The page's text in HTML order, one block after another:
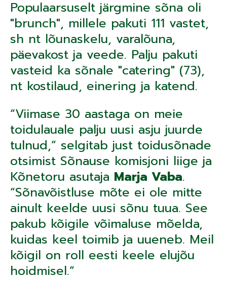
Populaarsuselt järgmine sõna oli
"brunch", millele pakuti 111 vastet,
sh nt lõunaskelu, varalõuna,
päevakost ja veede. Palju pakuti
vasteid ka sõnale "catering" (73),
nt kostilaud, einering ja katend.
“Viimase 30 aastaga on meie
toidulauale palju uusi asju juurde
tulnud,” selgitab just toidusõnade
otsimist Sõnause komisjoni liige ja
Kõnetoru asutaja Marja Vaba.
“Sõnavõistluse mõte ei ole mitte
ainult keelde uusi sõnu tuua. See
pakub kõigile võimaluse mõelda,
kuidas keel toimib ja uueneb. Meil
kõigil on roll eesti keele elujõu
hoidmisel.”